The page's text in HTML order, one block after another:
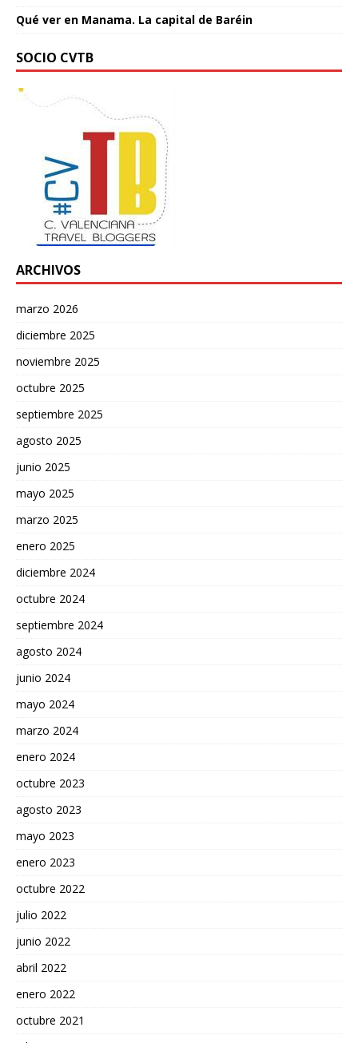
Qué ver en Manama. La capital de Baréin
SOCIO CVTB
ARCHIVOS
marzo 2026
diciembre 2025
noviembre 2025
octubre 2025
septiembre 2025
agosto 2025
junio 2025
mayo 2025
marzo 2025
enero 2025
diciembre 2024
octubre 2024
septiembre 2024
agosto 2024
junio 2024
mayo 2024
marzo 2024
enero 2024
octubre 2023
agosto 2023
mayo 2023
enero 2023
octubre 2022
julio 2022
junio 2022
abril 2022
enero 2022
octubre 2021